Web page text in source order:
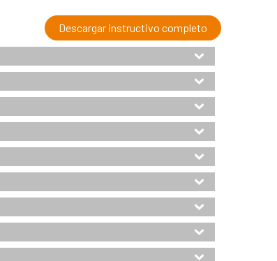
Descargar instructivo completo